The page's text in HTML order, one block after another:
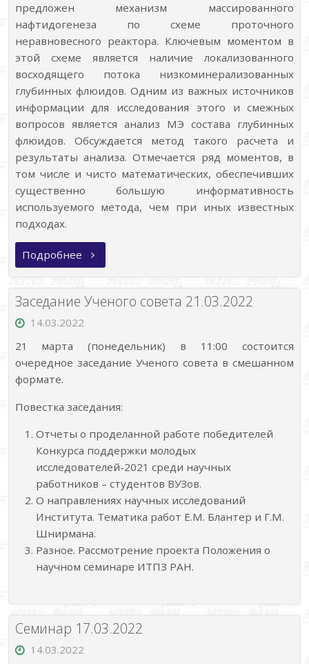
предложен механизм массированного
нафтидогенеза по схеме проточного
неравновесного реактора. Ключевым моментом в
этой схеме является наличие локализованного
восходящего потока низкоминерализованных
глубинных флюидов. Одним из важных источников
информации для исследования этого и смежных
вопросов является анализ МЭ состава глубинных
флюидов. Обсуждается метод такого расчета и
результаты анализа. Отмечается ряд моментов, в
том числе и чисто математических, обеспечивших
существенно большую информативность
используемого метода, чем при иных известных
подходах.
Подробнее «Семинар
31.03.2022»
Заседание Ученого совета 21.03.2022
14.03.2022
21 марта (понедельник) в 11:00 состоится
очередное заседание Ученого совета в смешанном
формате.
Повестка заседания:
Отчеты о проделанной работе победителей
Конкурса поддержки молодых
исследователей-2021 среди научных
работников – студентов ВУЗов.
О направлениях научных исследований
Института. Тематика работ Е.М. Блантер и Г.М.
Шнирмана.
Разное. Рассмотрение проекта Положения о
научном семинаре ИТПЗ РАН.
Семинар 17.03.2022
14.03.2022